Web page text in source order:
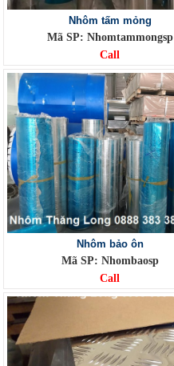
Nhôm tấm mỏng
Mã SP: Nhomtammongsp
Call
Nhôm bảo ôn
Mã SP: Nhombaosp
Call